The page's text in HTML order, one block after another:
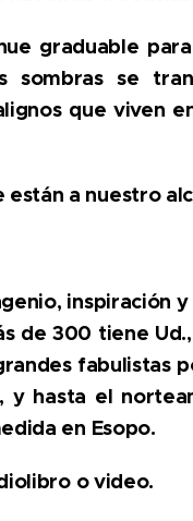
graduable
sombras se
que viven
a nuestro
inspiración
de 300 tiene
fabulistas
y hasta el
en Esopo.
o video.